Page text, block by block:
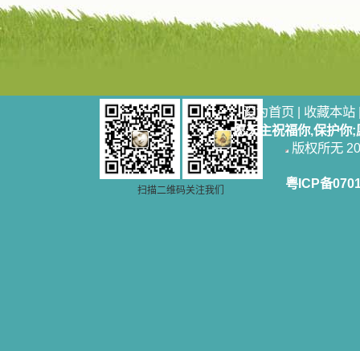
扫描二维码关注我们
设为首页 | 收藏本站
愿天主祝福你,保护你
版权所无
粤ICP备